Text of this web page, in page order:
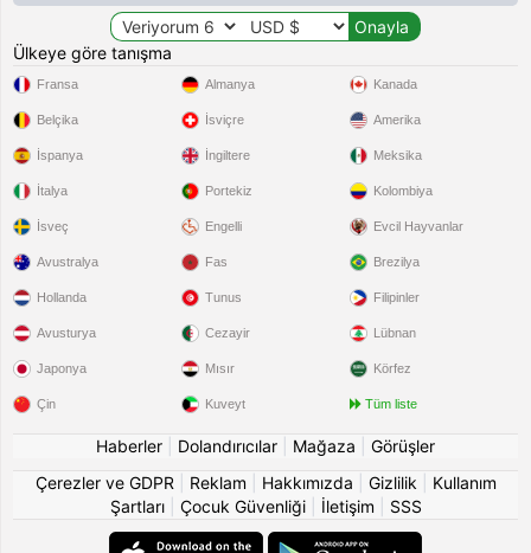
Ülkeye göre tanışma
Fransa
Belçika
İspanya
İtalya
İsveç
Almanya
İsviçre
İngiltere
Portekiz
Engelli
Kanada
Amerika
Meksika
Kolombiya
Evcil Hayvanlar
Avustralya
Hollanda
Avusturya
Japonya
Çin
Fas
Tunus
Cezayir
Mısır
Kuveyt
Brezilya
Filipinler
Lübnan
Körfez
Tüm liste
Haberler Dolandırıcılar Mağaza
Görüşler
Çerezler ve GDPR
Reklam Hakkımızda Gizlilik
Kullanım
Şartları| Çocuk Güvenliği| İletişim SSS